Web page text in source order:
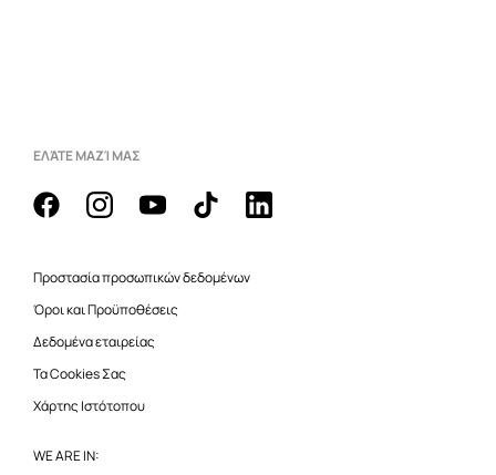
ΕΛΆΤΕ ΜΑΖΊ ΜΑΣ
Προστασία προσωπικών δεδομένων
Όροι και Προϋποθέσεις
Δεδομένα εταιρείας
Τα Cookies Σας
Χάρτης Ιστότοπου
WE ARE IN: